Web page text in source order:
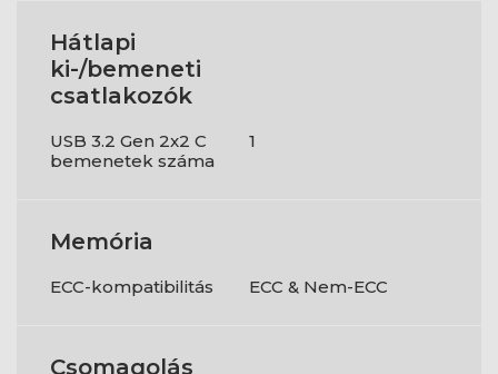
Hátlapi
ki-/bemeneti
csatlakozók
USB 3.2 Gen 2x2 C
bemenetek száma
1
Memória
ECC-kompatibilitás ECC & Nem-ECC
Csomagolás